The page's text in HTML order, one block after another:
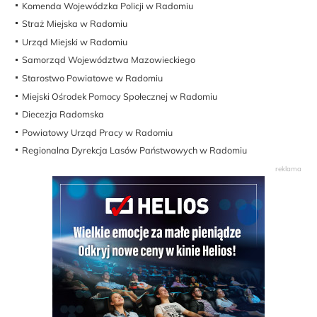
Komenda Wojewódzka Policji w Radomiu
Straż Miejska w Radomiu
Urząd Miejski w Radomiu
Samorząd Województwa Mazowieckiego
Starostwo Powiatowe w Radomiu
Miejski Ośrodek Pomocy Społecznej w Radomiu
Diecezja Radomska
Powiatowy Urząd Pracy w Radomiu
Regionalna Dyrekcja Lasów Państwowych w Radomiu